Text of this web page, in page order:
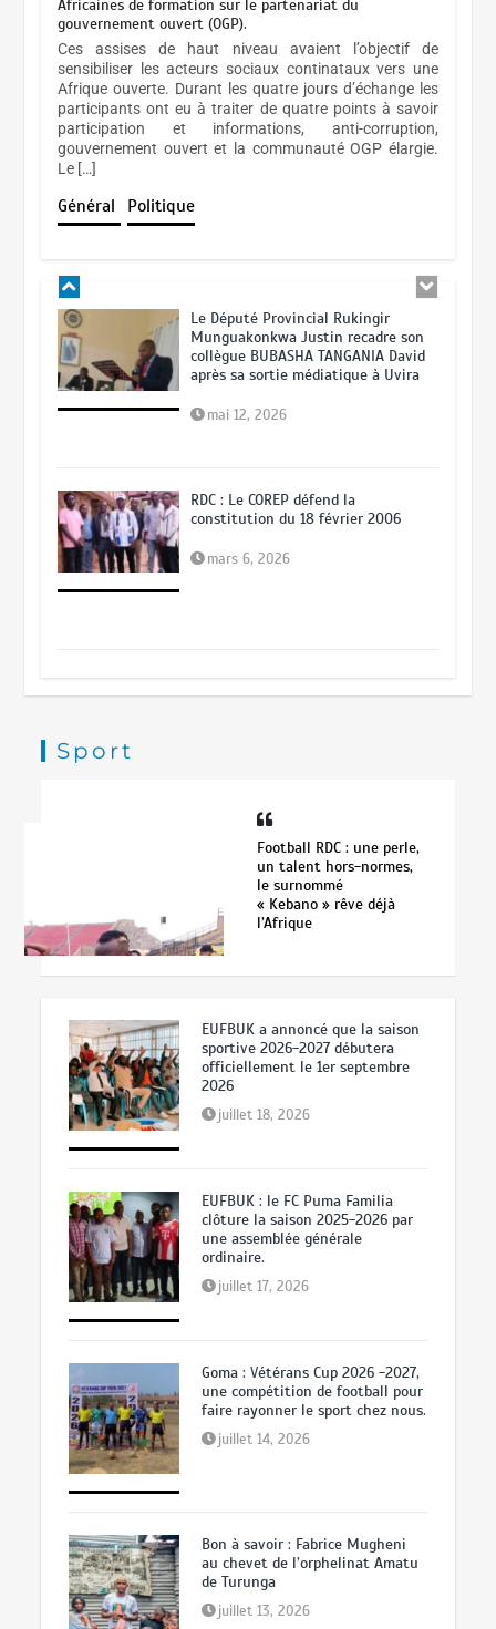
SHABUNDA : La jeunesse plaide pour
la réhabilitation des infrastructures
sportives
Africaines de formation sur le partenariat du
gouvernement ouvert (OGP).
Ces assises de haut niveau avaient l’objectif de
sensibiliser les acteurs sociaux continataux vers une
Afrique ouverte. Durant les quatre jours d’échange les
participants ont eu à traiter de quatre points à savoir
participation et informations, anti-corruption,
gouvernement ouvert et la communauté OGP élargie.
Le […]
Général Politique
conduire le Ministère de l’industrie
en ce moment très décisif.
octobre 25, 2025
RDC: à qui réellement profite la
récente démission de Vital Kamerhe
Le Député Provincial Rukingir
Munguakonkwa Justin recadre son
collègue BUBASHA TANGANIA David
après sa sortie médiatique à Uvira
mai 12, 2026
RDC : Le COREP défend la
constitution du 18 février 2006
mars 6, 2026
proue et un modèle d’excellence
RDC: à qui réellement profite la
récente démission de Vital Kamerhe
septembre 24, 2025
Le Député Provincial Rukingir
Munguakonkwa Justin recadre son
collègue BUBASHA TANGANIA David
RDC : Le COREP défend la
constitution du 18 février 2006
mars 6, 2026
Sport
Football RDC : une perle,
un talent hors-normes,
le surnommé
« Kebano » rêve déjà
l’Afrique
EUFBUK a annoncé que la saison
sportive 2026-2027 débutera
officiellement le 1er septembre
2026
juillet 18, 2026
EUFBUK : le FC Puma Familia
clôture la saison 2025-2026 par
une assemblée générale
ordinaire.
juillet 17, 2026
Goma : Vétérans Cup 2026 -2027,
une compétition de football pour
faire rayonner le sport chez nous.
juillet 14, 2026
Bon à savoir : Fabrice Mugheni
au chevet de l’orphelinat Amatu
de Turunga
juillet 13, 2026